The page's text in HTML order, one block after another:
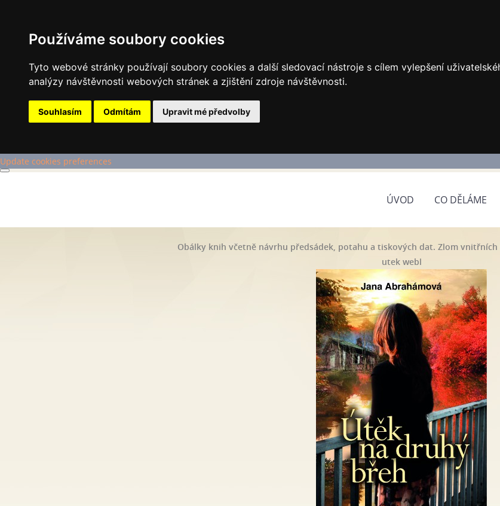
Používáme soubory cookies
Tyto webové stránky používají soubory cookies a další sledovací nástroje s cílem vylepšení
analýzy návštěvnosti webových stránek a zjištění zdroje návštěvnosti.
Souhlasím Odmítám Upravit mé předvolby
Update cookies preferences
ÚVOD CO DĚLÁME
Obálky knih včetně návrhu předsádek, potahu a tiskových dat. Zlom
utek webl